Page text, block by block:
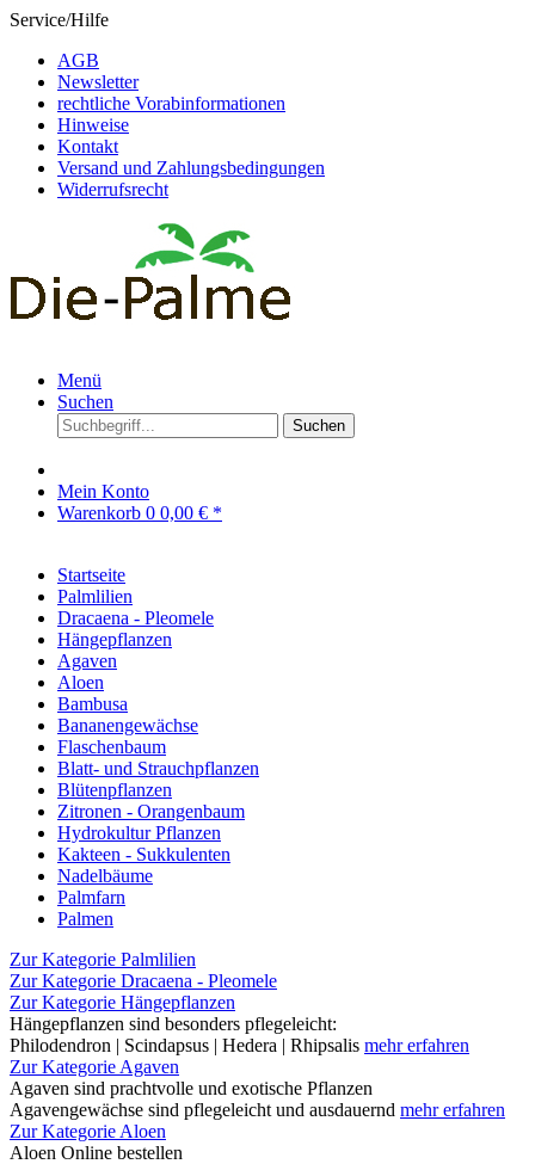
Service/Hilfe
AGB
Newsletter
rechtliche Vorabinformationen
Hinweise
Kontakt
Versand und Zahlungsbedingungen
Widerrufsrecht
Menü
Suchen
Suchen
Mein Konto
Warenkorb 0 0,00 € *
Startseite
Palmlilien
Dracaena - Pleomele
Hängepflanzen
Agaven
Aloen
Bambusa
Bananengewächse
Flaschenbaum
Blatt- und Strauchpflanzen
Blütenpflanzen
Zitronen - Orangenbaum
Hydrokultur Pflanzen
Kakteen - Sukkulenten
Nadelbäume
Palmfarn
Palmen
Zur Kategorie Palmlilien
Zur Kategorie Dracaena - Pleomele
Zur Kategorie Hängepflanzen
Hängepflanzen sind besonders pflegeleicht:
Philodendron | Scindapsus | Hedera | Rhipsalis mehr erfahren
Zur Kategorie Agaven
Agaven sind prachtvolle und exotische Pflanzen
Agavengewächse sind pflegeleicht und ausdauernd mehr erfahren
Zur Kategorie Aloen
Aloen Online bestellen